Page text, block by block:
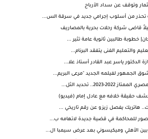
وتوقف عن سداد الأرباح
تحذر من أسلوب إجرامي جديد في سرقة الس...
قاضى شركة رحلات بحرية بالمصاريف
خطوبة طالبين ثانوية عامة تثير ...
والتعليم الفنى يتفقد البرنام...
الدكتور ياسر عبد القادر أستاذ علا...
الجمهور لفيلمه الجديد "مرعى البريم...
2022-2023.. تحديد الثل...
حقيقة خلافه مع عادل إمام (فيديو)
هاتريك يفصل زيزو عن رقم تاريخي ...
للمحاكمة في قضية جديدة لاتهامه ب...
الأهلي وميكيسوني بعد عرض سيمبا ال...